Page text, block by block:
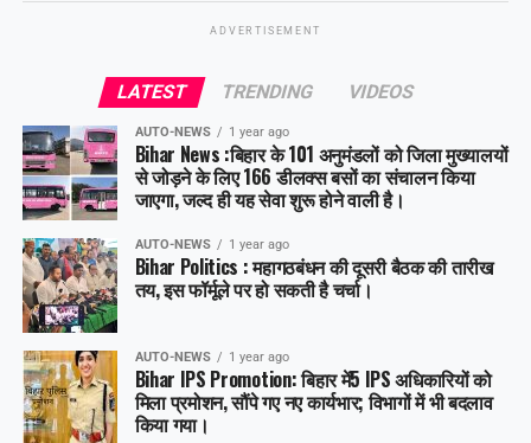
Facebook X
Like this:
ADVERTISEMENT
LATEST TRENDING VIDEOS
AUTO-NEWS 1 year ago
Bihar News :बिहार के 101 अनुमंडलों को जिला मुख्यालयों
से जोड़ने के लिए 166 डीलक्स बसों का संचालन किया
जाएगा, जल्द ही यह सेवा शुरू होने वाली है।
AUTO-NEWS 1 year ago
Bihar Politics : महागठबंधन की दूसरी बैठक की तारीख
तय, इस फॉर्मूले पर हो सकती है चर्चा।
AUTO-NEWS 1 year ago
Bihar IPS Promotion: बिहार में5 IPS अधिकारियों को
मिला प्रमोशन, सौंपे गए नए कार्यभार; विभागों में भी बदलाव
किया गया।